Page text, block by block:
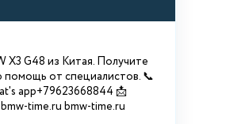
X3 G48 из Китая. Получите
от специалистов. 📞
app+79623668844 📩
time.ru bmw-time.ru